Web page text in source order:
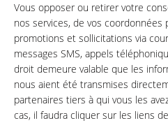
Vous opposer ou retirer votre
nos services, de vos coordonnées
promotions et sollicitations via
messages SMS, appels
droit demeure valable que les
nous aient été transmises
partenaires tiers à qui vous les
cas, il faudra cliquer sur les liens